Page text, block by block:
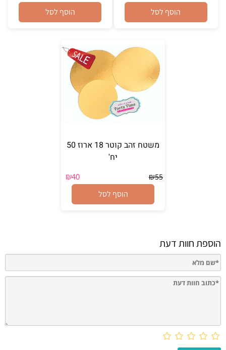
הוסף לסל הוסף לסל
משטח זהב קוטר 18 ארוז 50
יח'
₪55
₪40
הוסף לסל
הוספת חוות דעת